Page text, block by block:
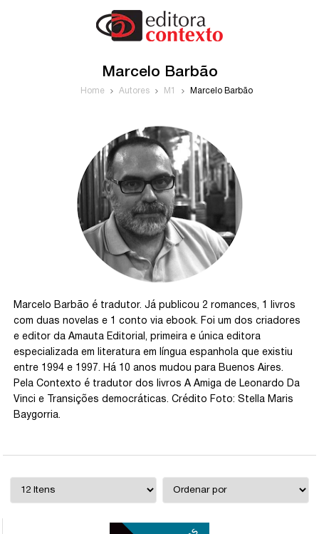
Marcelo Barbão
Home Autores M1 Marcelo Barbão
Marcelo Barbão é tradutor. Já publicou 2 romances, 1 livros
com duas novelas e 1 conto via ebook. Foi um dos criadores
e editor da Amauta Editorial, primeira e única editora
especializada em literatura em língua espanhola que existiu
entre 1994 e 1997. Há 10 anos mudou para Buenos Aires.
Pela Contexto é tradutor dos livros A Amiga de Leonardo Da
Vinci e Transições democráticas. Crédito Foto: Stella Maris
Baygorria.